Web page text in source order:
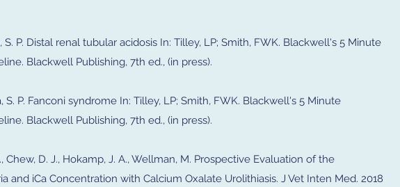
S. P. Distal renal tubular acidosis In: Tilley, LP; Smith, FWK. Blackwell's 5 Minute
Blackwell Publishing, 7th ed., (in press).
S. P. Fanconi syndrome In: Tilley, LP; Smith, FWK. Blackwell's 5 Minute
Blackwell Publishing, 7th ed., (in press).
Chew, D. J., Hokamp, J. A., Wellman, M. Prospective Evaluation of the
and iCa Concentration with Calcium Oxalate Urolithiasis. J Vet Inten Med. 2018